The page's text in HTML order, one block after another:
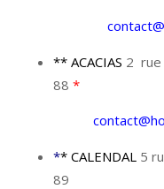
** ACACIAS 2 rue
88 *
** CALENDAL 5
89